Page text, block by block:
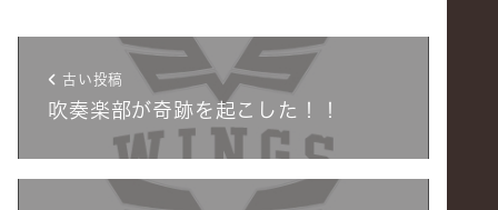
古い投稿
吹奏楽部が奇跡を起こした！！